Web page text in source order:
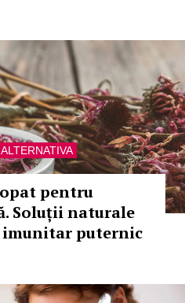
pentru
Soluții naturale
puternic